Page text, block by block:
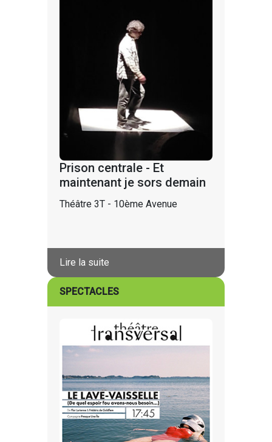
Prison centrale - Et
maintenant je sors demain
Théâtre 3T - 10ème Avenue
Lire la suite
SPECTACLES